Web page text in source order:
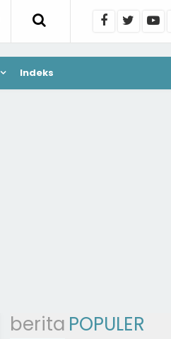
Indeks
berita POPULER